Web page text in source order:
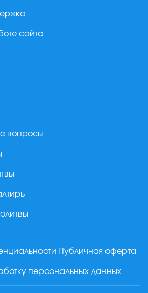
сайта
вопросы
Публичная оферта
персональных данных